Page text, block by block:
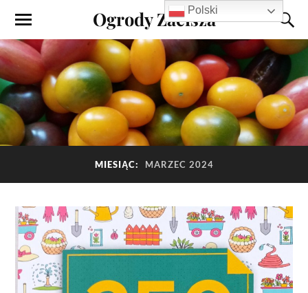
Ogrody Zacisza
MIESIĄC: MARZEC 2024
Polski